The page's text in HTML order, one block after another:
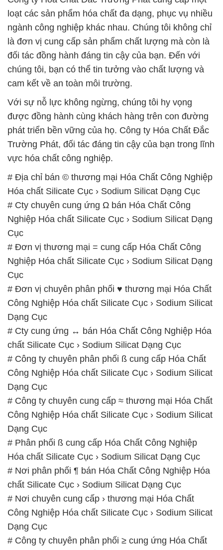
Công Nghiệp Hóa chất Silicate Cục › Sodium Silicat
Dạng Cục
# Công ty chuyên cung cấp ≈ thương mại Hóa Chất
Công Nghiệp Hóa chất Silicate Cục › Sodium Silicat
Dạng Cục
# Phân phối ß cung cấp Hóa Chất Công Nghiệp
Hóa chất Silicate Cục › Sodium Silicat Dạng Cục
# Nơi phân phối ¶ bán Hóa Chất Công Nghiệp Hóa
chất Silicate Cục › Sodium Silicat Dạng Cục
# Nơi chuyên cung cấp › thương mại Hóa Chất
Công Nghiệp Hóa chất Silicate Cục › Sodium Silicat
Dạng Cục
# Công ty chuyên phân phối ≥ cung ứng Hóa Chất
Công Nghiệp Hóa chất Silicate Cục › Sodium Silicat
Dạng Cục
📞PHÒNG KINH DOANH – CÔNG TY HÓA CHẤT
ĐẮC TRƯỜNG PHÁT🌐
🌐 Website: https://hoachatviet.net/
📞 Hotline:
– 0933.920.505 – 028.3504.5555
– 028.3756.1835 – 028.3756.1840 –
028.3756.1841- 028.3756.1842
– 0932.660.696 – 0901.326.566 – 0906.387.866 –
0902.765.866
📧 Email: hoachat@dactruongphat.vn
GIỜ LÀM VIỆC TẠI CÔNG TY HÓA CHẤT ĐẮC
TRƯỜNG PHÁT
Thời gian làm việc
tại Hóa Chất Đắc Trường Phát
được tổ chức như sau:
Thứ 2 đến thứ 6: Buổi sáng: từ 8h đến 11h – Buổi
chiều: từ 12h30 đến 17h
Thứ 7: Buổi sáng: từ 8h đến 11h – Buổi chiều: từ
12h30 đến 16h
Chủ nhật: Nghỉ chủ nhật hàng tuần